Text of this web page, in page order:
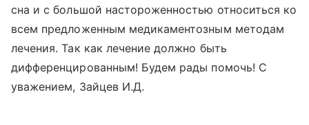
сна и с большой настороженностью относиться ко
всем предложенным медикаментозным методам
лечения. Так как лечение должно быть
дифференцированным! Будем рады помочь! С
уважением, Зайцев И.Д.